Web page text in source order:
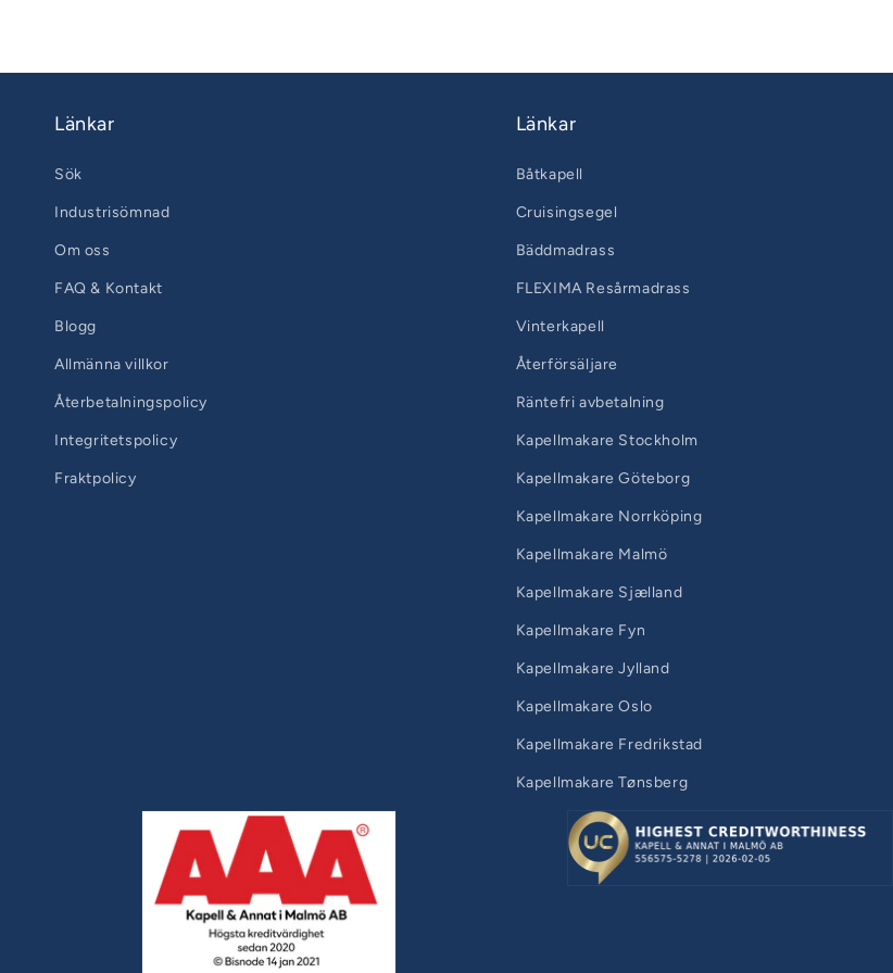
Länkar
Sök
Industrisömnad
Om oss
FAQ & Kontakt
Blogg
Allmänna villkor
Återbetalningspolicy
Integritetspolicy
Fraktpolicy
Länkar
Båtkapell
Cruisingsegel
Bäddmadrass
FLEXIMA Resårmadrass
Vinterkapell
Återförsäljare
Räntefri avbetalning
Kapellmakare Stockholm
Kapellmakare Göteborg
Kapellmakare Norrköping
Kapellmakare Malmö
Kapellmakare Sjælland
Kapellmakare Fyn
Kapellmakare Jylland
Kapellmakare Oslo
Kapellmakare Fredrikstad
Kapellmakare Tønsberg